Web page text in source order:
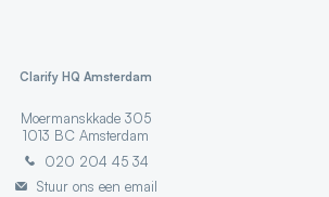
Clarify HQ Amsterdam
Moermanskkade 305
1013 BC Amsterdam
020 204 45 34
Stuur ons een email